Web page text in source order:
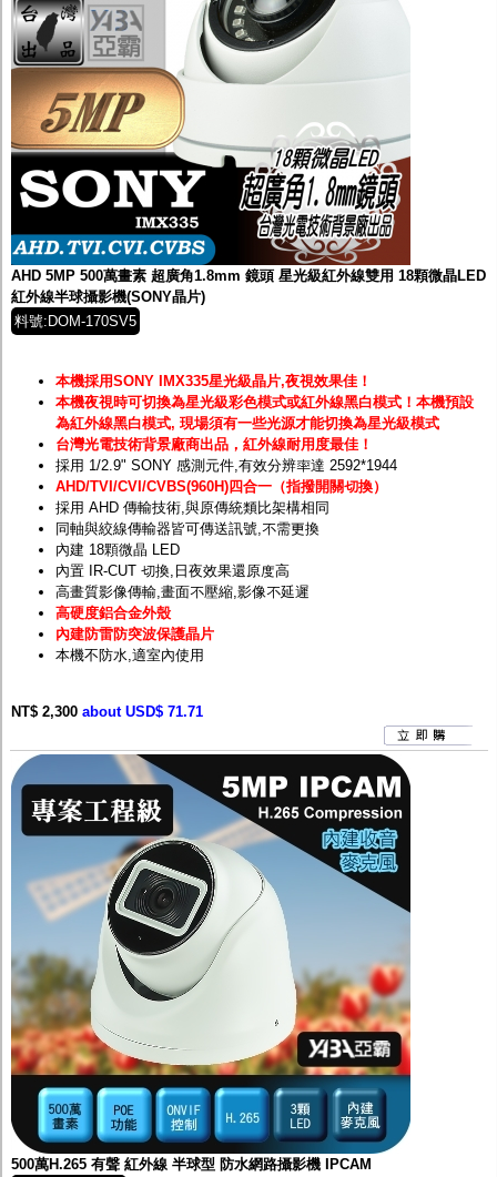
AHD 5MP 500萬畫素 超廣角1.8mm 鏡頭 星光級紅外線雙用 18顆微晶LED
紅外線半球攝影機(SONY晶片)
料號:DOM-170SV5
本機採用SONY IMX335星光級晶片,夜視效果佳！
本機夜視時可切換為星光級彩色模式或紅外線黑白模式！ 本機預設
為紅外線黑白模式, 現場須有一些光源才能切換為星光級模式
台灣光電技術背景廠商出品，紅外線耐用度最佳！
採用 1/2.9" SONY 感測元件,有效分辨率達 2592*1944
AHD/TVI/CVI/CVBS(960H)四合一（指撥開關切換）
採用 AHD 傳輸技術,與原傳統類比架構相同
同軸與絞線傳輸器皆可傳送訊號,不需更換
內建 18顆微晶 LED
內置 IR-CUT 切換,日夜效果還原度高
高畫質影像傳輸,畫面不壓縮,影像不延遲
高硬度鋁合金外殼
內建防雷防突波保護晶片
本機不防水,適室內使用
NT$ 2,300 about USD$ 71.71
500萬H.265 有聲 紅外線 半球型 防水網路攝影機 IPCAM